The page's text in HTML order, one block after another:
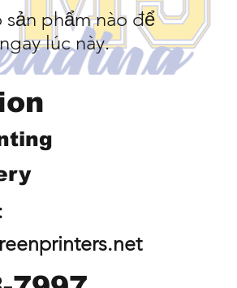
phẩm nào để
lúc này.